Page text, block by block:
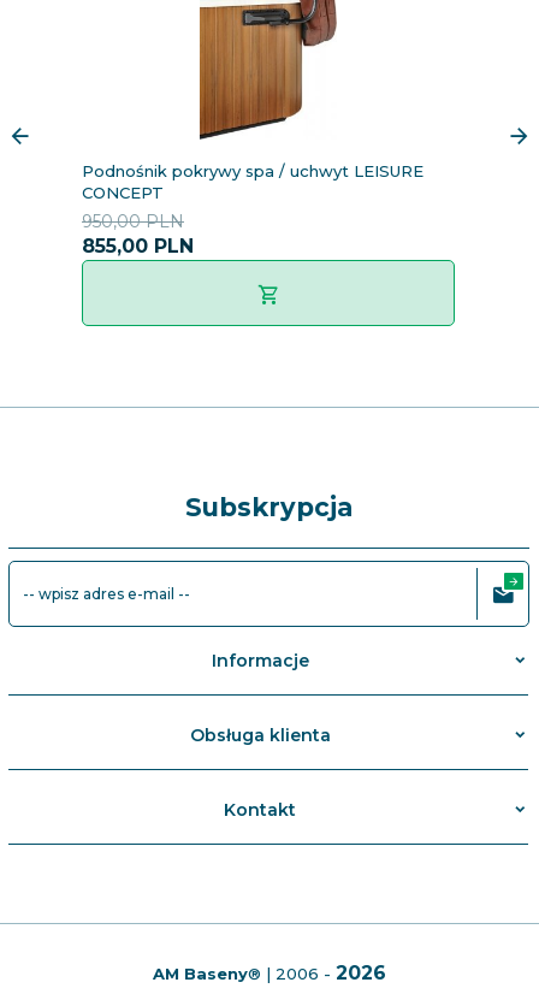
Podnośnik pokrywy spa / uchwyt LEISURE
CONCEPT
855,00 PLN
950,00 PLN
Subskrypcja
-- wpisz adres e-mail --
Informacje
Obsługa klienta
Kontakt
AM Baseny® | 2006 - 2026